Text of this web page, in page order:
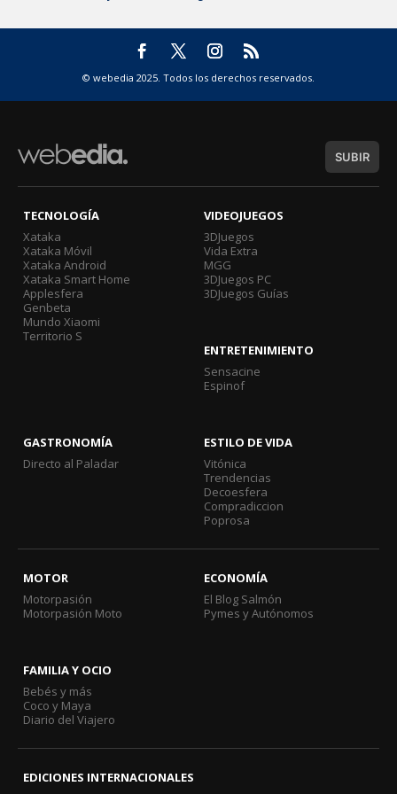
© webedia 2025. Todos los derechos reservados.
SUBIR
TECNOLOGÍA
Xataka
Xataka Móvil
Xataka Android
Xataka Smart Home
Applesfera
Genbeta
Mundo Xiaomi
Territorio S
VIDEOJUEGOS
3DJuegos
Vida Extra
MGG
3DJuegos PC
3DJuegos Guías
ENTRETENIMIENTO
Sensacine
Espinof
GASTRONOMÍA
Directo al Paladar
ESTILO DE VIDA
Vitónica
Trendencias
Decoesfera
Compradiccion
Poprosa
MOTOR
Motorpasión
Motorpasión Moto
ECONOMÍA
El Blog Salmón
Pymes y Autónomos
FAMILIA Y OCIO
Bebés y más
Coco y Maya
Diario del Viajero
EDICIONES INTERNACIONALES